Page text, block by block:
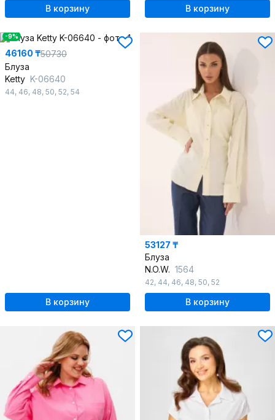
В корзину В корзину
-9%
46160 ₸50730
Блуза
Ketty K-06640
44, 46, 48, 50, 52, 54
В корзину
53127 ₸
Блуза
N.O.W. 1564
42, 44, 46, 48, 50, 52
В корзину